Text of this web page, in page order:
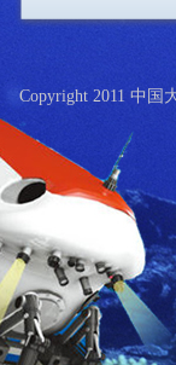
Copyright 2011 中国